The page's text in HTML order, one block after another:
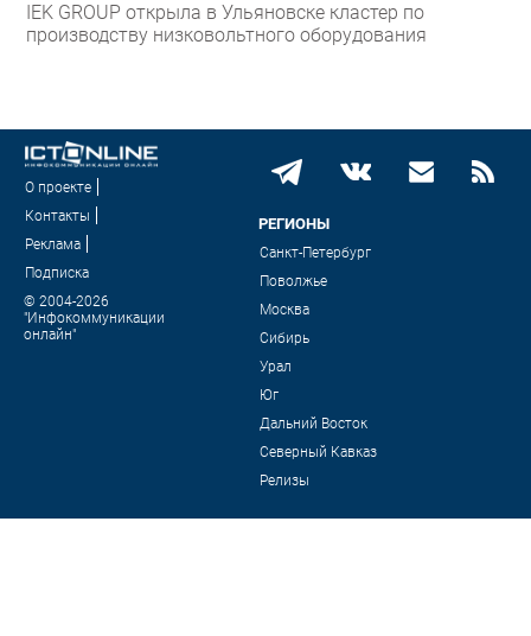
IEK GROUP открыла в Ульяновске кластер по
производству низковольтного оборудования
О проекте
Контакты
Реклама
Подписка
© 2004-2026
"Инфокоммуникации
онлайн"
РЕГИОНЫ
Санкт-Петербург
Поволжье
Москва
Сибирь
Урал
Юг
Дальний Восток
Северный Кавказ
Релизы